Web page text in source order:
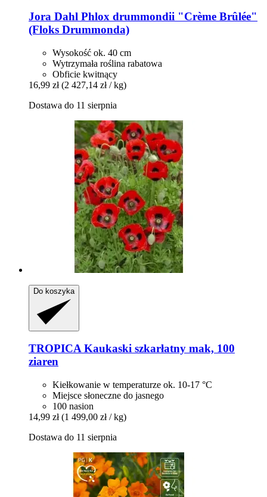
Jora Dahl Phlox drummondii "Crème Brûlée"
(Floks Drummonda)
Wysokość ok. 40 cm
Wytrzymała roślina rabatowa
Obficie kwitnący
16,99 zł (2 427,14 zł / kg)
Dostawa do 11 sierpnia
Do koszyka
TROPICAKaukaski szkarłatny mak, 100
ziaren
Kiełkowanie w temperaturze ok. 10-17 °C
Miejsce słoneczne do jasnego
100 nasion
14,99 zł (1 499,00 zł / kg)
Dostawa do 11 sierpnia